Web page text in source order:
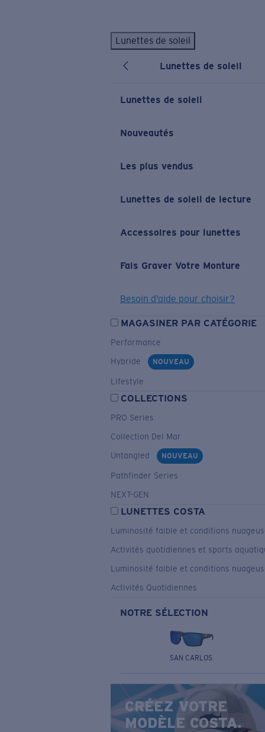
Lunettes de soleil
Lunettes de soleil
Lunettes de soleil
Nouveautés
Les plus vendus
Lunettes de soleil de lecture
Accessoires pour lunettes
Fais Graver Votre Monture
Besoin d’aide pour choisir?
MAGASINER PAR CATÉGORIE
Performance
Hybride
NOUVEAU
Lifestyle
COLLECTIONS
PRO Series
Collection Del Mar
Untangled
NOUVEAU
Pathfinder Series
NEXT-GEN
LUNETTES COSTA
Luminosité faible et conditions
Activités quotidiennes et sports
Luminosité faible et conditions
Activités Quotidiennes
NOTRE SÉLECTION
SAN CARLOS
CRÉEZ VOTRE
MODÈLE COSTA.
LES PLUS RECHERCHÉS
Lunettes de soleil personnalisées Nouveau